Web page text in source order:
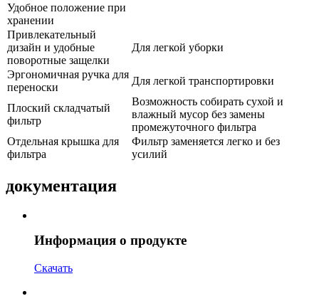
Удобное положение при
хранении
Привлекательный
дизайн и удобные
поворотные защелки
Для легкой уборки
Эргономичная ручка для
переноски
Для легкой транспортировки
Плоский складчатый
фильтр
Возможность собирать сухой и
влажный мусор без замены
промежуточного фильтра
Отдельная крышка для
фильтра
Фильтр заменяется легко и без
усилий
документация
Информация о продукте
Скачать